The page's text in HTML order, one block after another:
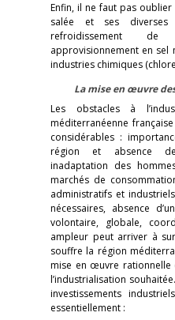
Enfin, il ne faut pas oublier
salée et ses diverses
refroidissement de
approvisionnement en sel
industries chimiques
La mise en œuvre
Les obstacles à
méditerranéenne
considérables :
région et absence
inadaptation des
marchés de
administratifs et
nécessaires, absence
volontaire, globale,
ampleur peut arriver à
souffre la région
mise en œuvre
l’industrialisation
investissements
essentiellement :